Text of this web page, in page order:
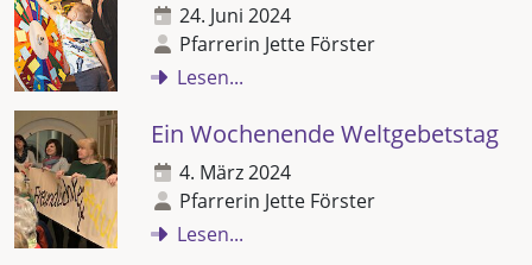
24. Juni 2024
Pfarrerin Jette Förster
Lesen...
Ein Wochenende Weltgebetstag
4. März 2024
Pfarrerin Jette Förster
Lesen...